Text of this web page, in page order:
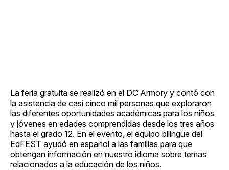
La feria gratuita se realizó en el DC Armory y contó con
la asistencia de casi cinco mil personas que exploraron
las diferentes oportunidades académicas para los niños
y jóvenes en edades comprendidas desde los tres años
hasta el grado 12. En el evento, el equipo bilingüe del
EdFEST ayudó en español a las familias para que
obtengan información en nuestro idioma sobre temas
relacionados a la educación de los niños.